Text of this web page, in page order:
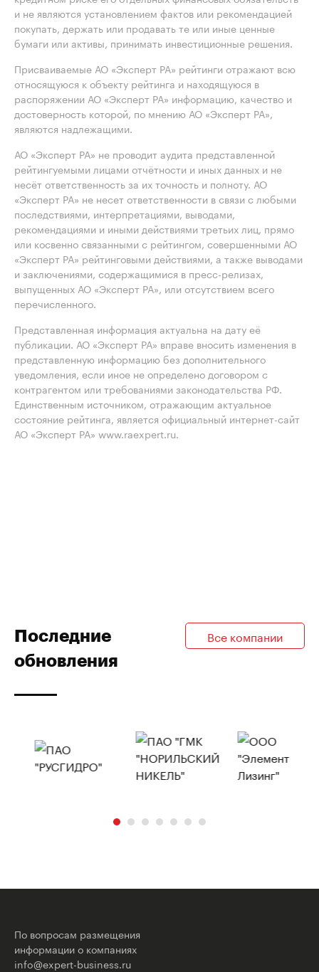
и не являются установлением фактов или рекомендацией
покупать, держать или продавать те или иные ценные
бумаги или активы, принимать инвестиционные решения.
Присваиваемые АО «Эксперт РА» рейтинги отражают всю
относящуюся к объекту рейтинга и находящуюся в
распоряжении АО «Эксперт РА» информацию, качество и
достоверность которой, по мнению АО «Эксперт РА»,
являются надлежащими.
АО «Эксперт РА» не проводит аудита представленной
рейтингуемыми лицами отчётности и иных данных и не
несёт ответственность за их точность и полноту. АО
«Эксперт РА» не несет ответственности в связи с любыми
последствиями, интерпретациями, выводами,
рекомендациями и иными действиями третьих лиц, прямо
или косвенно связанными с рейтингом, совершенными АО
«Эксперт РА» рейтинговыми действиями, а также выводами
и заключениями, содержащимися в пресс-релизах,
выпущенных АО «Эксперт РА», или отсутствием всего
перечисленного.
Представленная информация актуальна на дату её
публикации. АО «Эксперт РА» вправе вносить изменения в
представленную информацию без дополнительного
уведомления, если иное не определено договором с
контрагентом или требованиями законодательства РФ.
Единственным источником, отражающим актуальное
состояние рейтинга, является официальный интернет-сайт
АО «Эксперт РА» www.raexpert.ru.
Последние
обновления
Все компании
По вопросам размещения
информации о компаниях
info@expert-business.ru